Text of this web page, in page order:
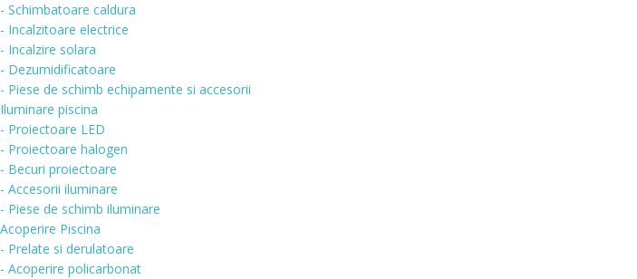
- Schimbatoare caldura
- Incalzitoare electrice
- Incalzire solara
- Dezumidificatoare
- Piese de schimb echipamente si accesorii
Iluminare piscina
- Proiectoare LED
- Proiectoare halogen
- Becuri proiectoare
- Accesorii iluminare
- Piese de schimb iluminare
Acoperire Piscina
- Prelate si derulatoare
- Acoperire policarbonat